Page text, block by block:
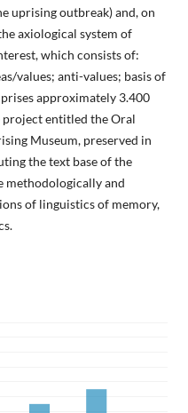
uprising outbreak) and, on
axiological system of
which consists of:
values; anti-values; basis of
approximately 3.400
project entitled the Oral
Museum, preserved in
the text base of the
methodologically and
of linguistics of memory,